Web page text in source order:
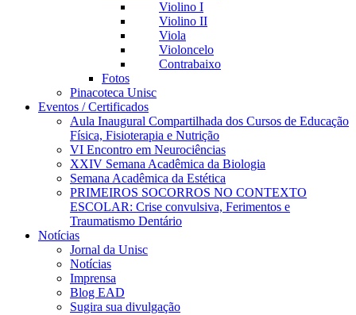
Violino I
Violino II
Viola
Violoncelo
Contrabaixo
Fotos
Pinacoteca Unisc
Eventos / Certificados
Aula Inaugural Compartilhada dos Cursos de Educação
Física, Fisioterapia e Nutrição
VI Encontro em Neurociências
XXIV Semana Acadêmica da Biologia
Semana Acadêmica da Estética
PRIMEIROS SOCORROS NO CONTEXTO
ESCOLAR: Crise convulsiva, Ferimentos e
Traumatismo Dentário
Notícias
Jornal da Unisc
Notícias
Imprensa
Blog EAD
Sugira sua divulgação